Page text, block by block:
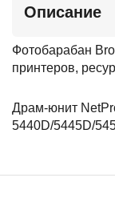
Описание
Фотобарабан
принтеров,
Драм-юнит
5440D/5445D/